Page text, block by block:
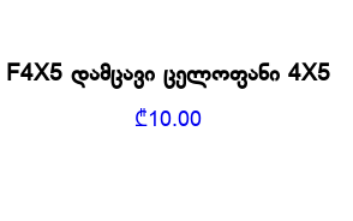
F4X5 დამცავი ცელოფანი 4X5
₾10.00